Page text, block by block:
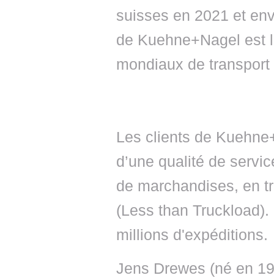
suisses en 2021 et
de Kuehne+Nagel est
mondiaux de transport
Les clients de
d’une qualité de
de marchandises, en
(Less than
millions d'expéditions.
Jens Drewes (né en